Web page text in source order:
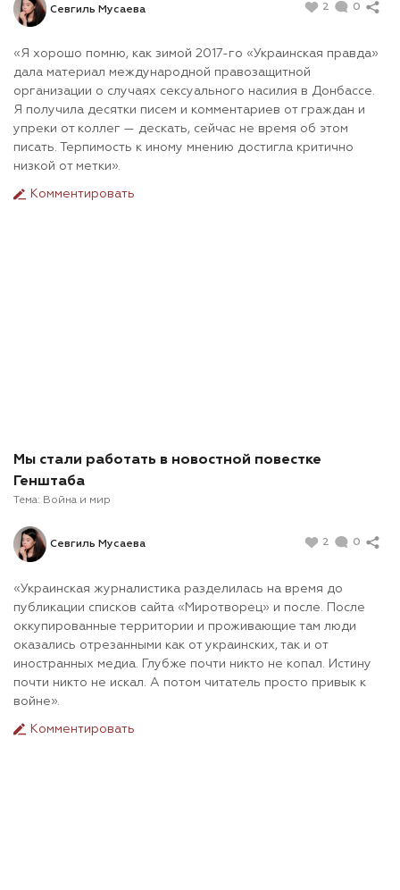
Севгиль Мусаева 2 0
«Я хорошо помню, как зимой 2017-го «Украинская правда»
дала материал международной правозащитной
организации о случаях сексуального насилия в Донбассе.
Я получила десятки писем и комментариев от граждан и
упреки от коллег — дескать, сейчас не время об этом
писать. Терпимость к иному мнению достигла критично
низкой от метки».
Комментировать
Мы стали работать в новостной повестке
Генштаба
Тема: Война и мир
Севгиль Мусаева 2 0
«Украинская журналистика разделилась на время до
публикации списков сайта «Миротворец» и после. После
оккупированные территории и проживающие там люди
оказались отрезанными как от украинских, так и от
иностранных медиа. Глубже почти никто не копал. Истину
почти никто не искал. А потом читатель просто привык к
войне».
Комментировать